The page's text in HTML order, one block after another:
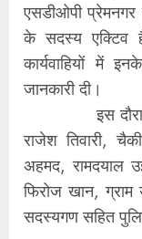
एसडीओपी प्रेमनगर
के सदस्य एक्टिव
कार्यवाहियों में
जानकारी दी।
इस दौरान
राजेश तिवारी,
अहमद, रामदयाल
फिरोज खान, ग्राम
सदस्यगण सहित